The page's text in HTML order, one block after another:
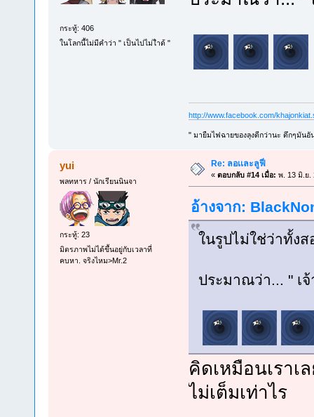
กระทู้: 406
ในโลกนี้ไม่มีคำว่า " เป็นไปไม่ไำด้ "
http://www.facebook.com/
" มายืมไฟฉายของลุงดีกว่านะ ดึกๆมันอั
yui
พลทหาร / นักเรียนนินจา
กระทู้: 23
มิตรภาพไม่ได้ขึ้นอยู่กับเวลาที่
คบหา. จริงไหม>Mr.2
Re: ลอเเละลูฟี่
« ตอบกลับ #14 เมื่อ: พ. 13 มิ.ย.
อ้างจาก:
ในรูปไม่ใช่ว่าทั้งส
ประมาณว่า... " เ
คิดเหมือนเรา
ไม่เต็มเท่าไร